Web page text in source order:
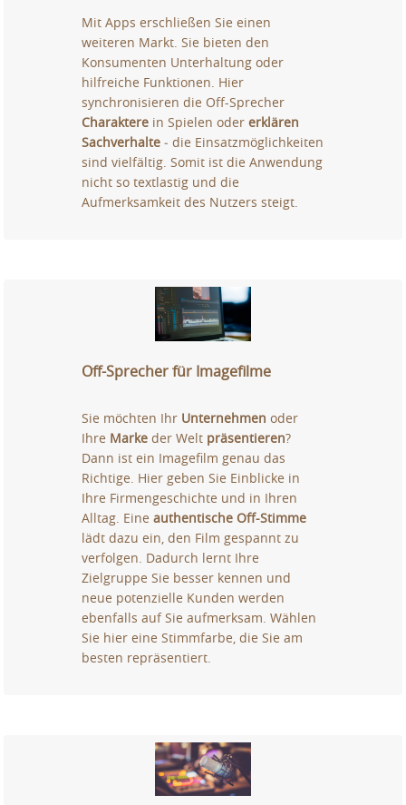
Mit Apps erschließen Sie einen
weiteren Markt. Sie bieten den
Konsumenten Unterhaltung oder
hilfreiche Funktionen. Hier
synchronisieren die Off-Sprecher
Charakterein Spielen oder erklären
Sachverhalte‒ die Einsatzmöglichkeiten
sind vielfältig. Somit ist die Anwendung
nicht so textlastig und die
Aufmerksamkeit des Nutzers steigt.
Off-Sprecher für Imagefilme
Sie möchten Ihr Unternehmen oder
Ihre Markeder Welt präsentieren?
Dann ist ein Imagefilm genau das
Richtige. Hier geben Sie Einblicke in
Ihre Firmengeschichte und in Ihren
Alltag. Eine authentische Off-Stimme
lädt dazu ein, den Film gespannt zu
verfolgen. Dadurch lernt Ihre
Zielgruppe Sie besser kennen und
neue potenzielle Kunden werden
ebenfalls auf Sie aufmerksam. Wählen
Sie hier eine Stimmfarbe, die Sie am
besten repräsentiert.